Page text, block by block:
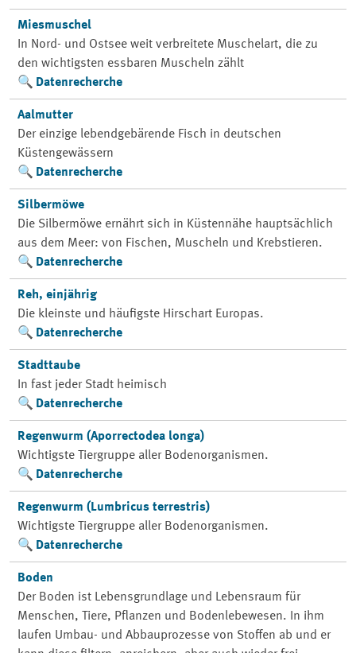
Miesmuschel
In Nord- und Ostsee weit verbreitete Muschelart, die zu
den wichtigsten essbaren Muscheln zählt
Datenrecherche
Aalmutter
Der einzige lebendgebärende Fisch in deutschen
Küstengewässern
Datenrecherche
Silbermöwe
Die Silbermöwe ernährt sich in Küstennähe hauptsächlich
aus dem Meer: von Fischen, Muscheln und Krebstieren.
Datenrecherche
Reh, einjährig
Die kleinste und häufigste Hirschart Europas.
Datenrecherche
Stadttaube
In fast jeder Stadt heimisch
Datenrecherche
Regenwurm (Aporrectodea longa)
Wichtigste Tiergruppe aller Bodenorganismen.
Datenrecherche
Regenwurm (Lumbricus terrestris)
Wichtigste Tiergruppe aller Bodenorganismen.
Datenrecherche
Boden
Der Boden ist Lebensgrundlage und Lebensraum für
Menschen, Tiere, Pflanzen und Bodenlebewesen. In ihm
laufen Umbau- und Abbauprozesse von Stoffen ab und er